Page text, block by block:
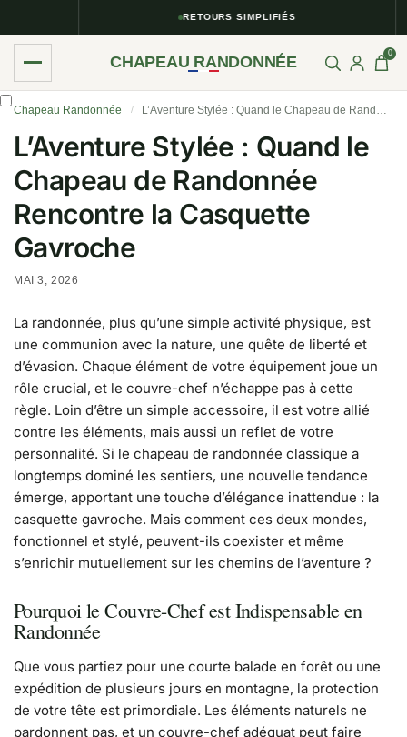
RETOURS SIMPLIFIÉS
CHAPEAU RANDONNÉE 0
Chapeau Randonnée / L’Aventure Stylée : Quand le Chapeau de Randonnée Rencontre la Casquette Gavroche
L’Aventure Stylée : Quand le
Chapeau de Randonnée
Rencontre la Casquette
Gavroche
MAI 3, 2026
La randonnée, plus qu’une simple activité physique, est
une communion avec la nature, une quête de liberté et
d’évasion. Chaque élément de votre équipement joue un
rôle crucial, et le couvre-chef n’échappe pas à cette
règle. Loin d’être un simple accessoire, il est votre allié
contre les éléments, mais aussi un reflet de votre
personnalité. Si le chapeau de randonnée classique a
longtemps dominé les sentiers, une nouvelle tendance
émerge, apportant une touche d’élégance inattendue : la
casquette gavroche. Mais comment ces deux mondes,
fonctionnel et stylé, peuvent-ils coexister et même
s’enrichir mutuellement sur les chemins de l’aventure ?
Pourquoi le Couvre-Chef est Indispensable en
Randonnée
Que vous partiez pour une courte balade en forêt ou une
expédition de plusieurs jours en montagne, la protection
de votre tête est primordiale. Les éléments naturels ne
pardonnent pas, et un couvre-chef adéquat peut faire